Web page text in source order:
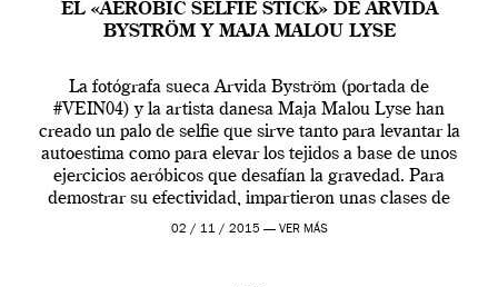
EL «AEROBIC SELFIE STICK» DE ARVIDA
BYSTRÖM Y MAJA MALOU LYSE
La fotógrafa sueca Arvida Byström (portada de
#VEIN04) y la artista danesa Maja Malou Lyse han
creado un palo de selfie que sirve tanto para levantar la
autoestima como para elevar los tejidos a base de unos
ejercicios aeróbicos que desafían la gravedad. Para
demostrar su efectividad, impartieron unas clases de
prueba en el Tate […]
02 / 11 / 2015 — VER MÁS